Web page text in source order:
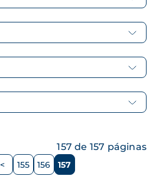
Página
< Página
155 Página
156 Página
157
157 de 157 páginas